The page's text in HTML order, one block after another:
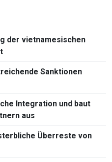
der vietnamesischen
Sanktionen
Integration und baut
aus
Überreste von